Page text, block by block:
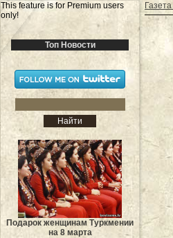
This feature is for Premium users
only!
Топ Новости
Подарок женщинам Туркмении
на 8 марта